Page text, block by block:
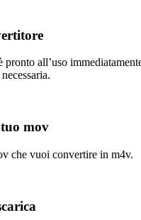
all’uso
mov
che vuoi convertire in m4v.